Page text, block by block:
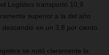
Logistics transportó 10,9
superior a la del año
en un 3,8 por ciento.
se notó claramente la